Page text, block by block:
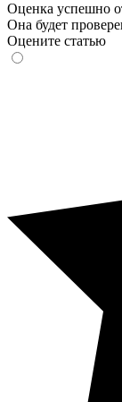
Оценка успешно
Она будет
Оцените статью